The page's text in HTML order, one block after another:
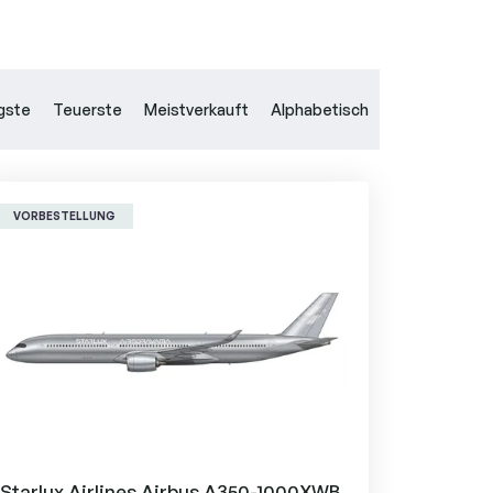
Teuerste Meistverkauft Alphabetisch
VORBESTELLUNG